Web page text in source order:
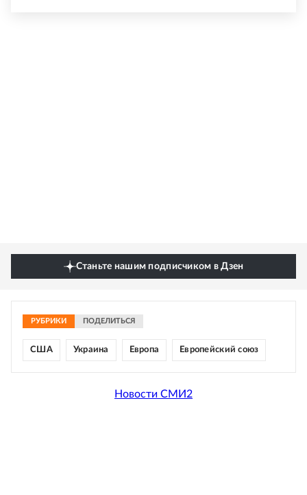
Станьте нашим подписчиком в Дзен
РУБРИКИ ПОДЕЛИТЬСЯ
США Украина Европа Европейский союз
Новости СМИ2